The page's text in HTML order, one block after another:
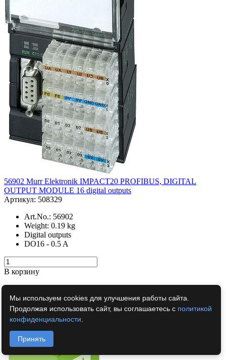
56902 Murr Elektronik IMPACT20 PROFIBUS, DIGITAL
OUTPUT MODULE 16 digital outputs
Артикул: 508329
Art.No.: 56902
Weight: 0.19 kg
Digital outputs
DO16 - 0.5 A
В корзину
Перейти в корзину
Мы используем cookies для улучшения работы сайта.
Продолжая использовать сайт, вы соглашаетесь с политикой
конфиденциальности
Принять